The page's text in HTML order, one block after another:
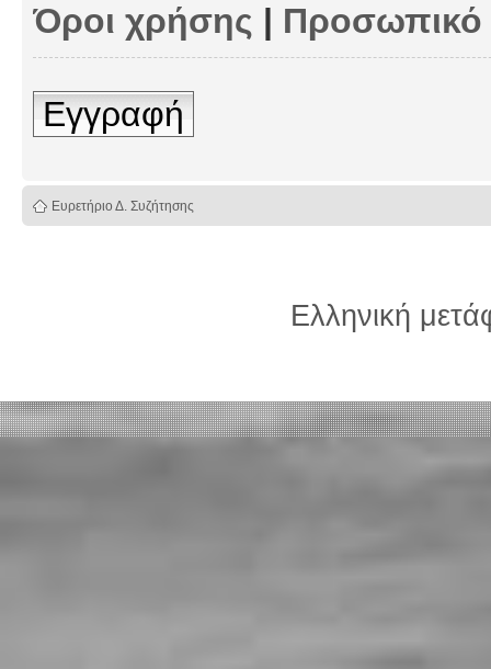
Όροι χρήσης |
Εγγραφή
Ευρετήριο Δ. Συζήτησης
Ελληνική